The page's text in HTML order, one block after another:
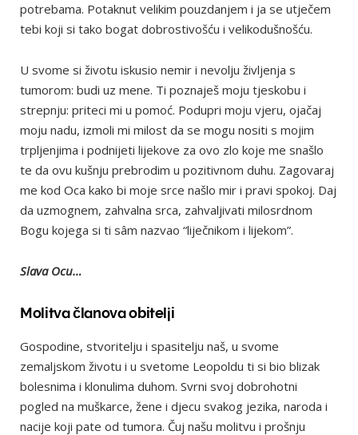
potrebama. Potaknut velikim pouzdanjem i ja se utječem
tebi koji si tako bogat dobrostivošću i velikodušnošću.
U svome si životu iskusio nemir i nevolju življenja s
tumorom: budi uz mene. Ti poznaješ moju tjeskobu i
strepnju: priteci mi u pomoć. Podupri moju vjeru, ojačaj
moju nadu, izmoli mi milost da se mogu nositi s mojim
trpljenjima i podnijeti lijekove za ovo zlo koje me snašlo
te da ovu kušnju prebrodim u pozitivnom duhu. Zagovaraj
me kod Oca kako bi moje srce našlo mir i pravi spokoj. Daj
da uzmognem, zahvalna srca, zahvaljivati milosrdnom
Bogu kojega si ti sâm nazvao “liječnikom i lijekom”.
Slava Ocu…
Molitva članova obitelji
Gospodine, stvoritelju i spasitelju naš, u svome
zemaljskom životu i u svetome Leopoldu ti si bio blizak
bolesnima i klonulima duhom. Svrni svoj dobrohotni
pogled na muškarce, žene i djecu svakog jezika, naroda i
nacije koji pate od tumora. Čuj našu molitvu i prošnju